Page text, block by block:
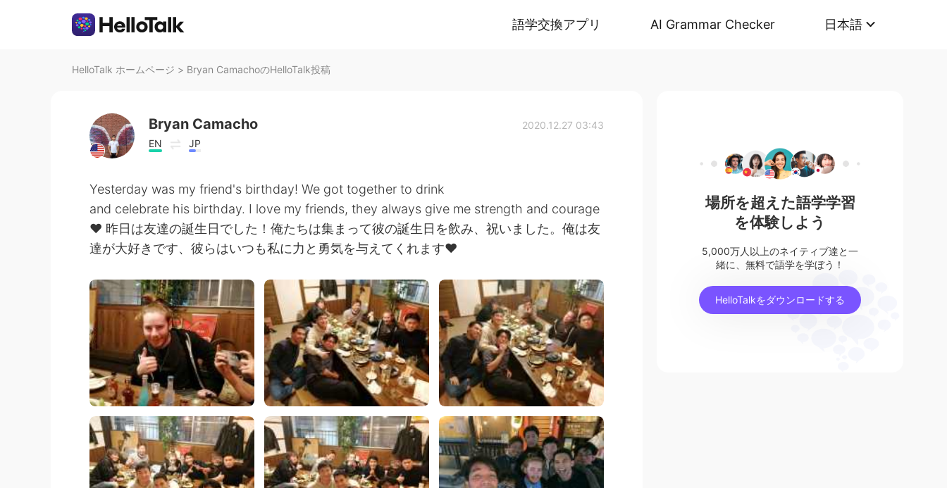
語学交換アプリ AI Grammar Checker 日本語
HelloTalk ホームページ > Bryan CamachoのHelloTalk投稿
Bryan Camacho
EN JP
2020.12.27 03:43
Yesterday was my friend's birthday! We got together to drink
and celebrate his birthday. I love my friends, they always give me strength and courage
❤️ 昨日は友達の誕生日でした！俺たちは集まって彼の誕生日を飲み、祝いました。俺は友
達が大好きです、彼らはいつも私に力と勇気を与えてくれます❤️
場所を超えた語学学習
を体験しよう
5,000万人以上のネイティブ達と一
緒に、無料で語学を学ぼう！
HelloTalkをダウンロードする